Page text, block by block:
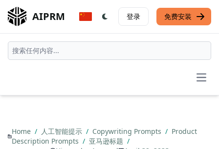
AIPRM 登录 免费安装
Home / 人工智能提示 / Copywriting Prompts / Product
Description Prompts / 亚马逊标题 /